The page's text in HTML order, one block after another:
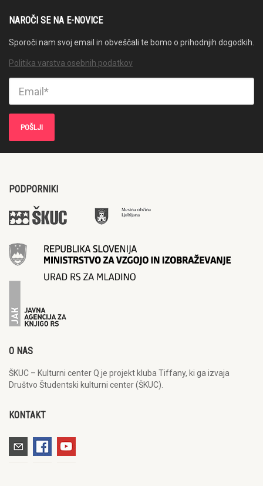
NAROČI SE NA E-NOVICE
Sporoči nam svoj email in obveščali te bomo o prihodnjih dogodkih.
Politika varstva osebnih podatkov
PODPORNIKI
O NAS
ŠKUC – Kulturni center Q je projekt kluba Tiffany, ki ga izvaja
Društvo Študentski kulturni center (ŠKUC).
KONTAKT